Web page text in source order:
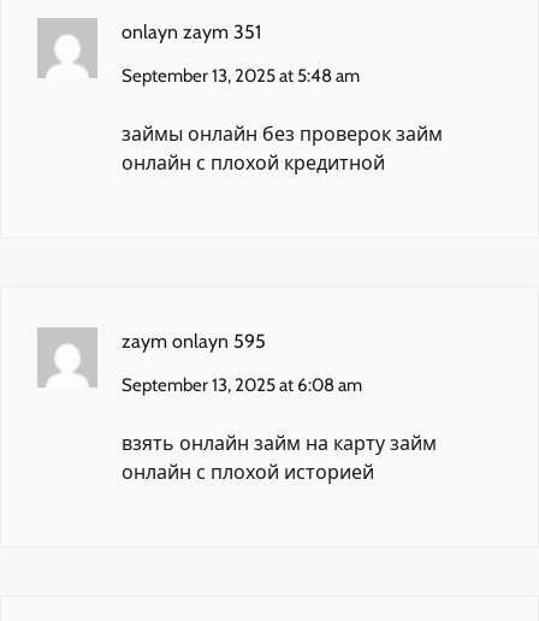
onlayn zaym 351
September 13, 2025 at 5:48 am
займы онлайн без проверокзайм
онлайн с плохой кредитной
zaym onlayn 595
September 13, 2025 at 6:08 am
взять онлайн займ на картузайм
онлайн с плохой историей